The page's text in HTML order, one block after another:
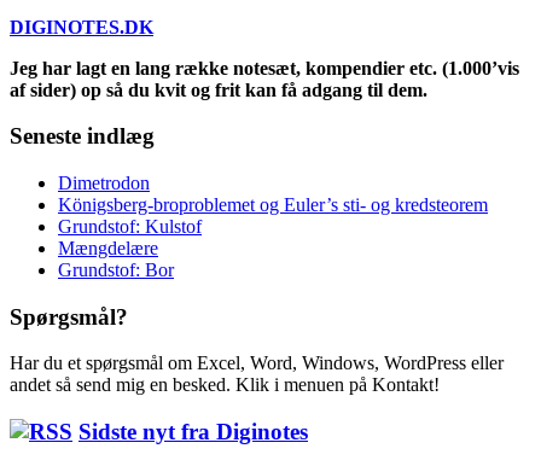
DIGINOTES.DK
Jeg har lagt en lang række notesæt, kompendier etc. (1.000’vis
af sider) op så du kvit og frit kan få adgang til dem.
Seneste indlæg
Dimetrodon
Königsberg-broproblemet og Euler’s sti- og kredsteorem
Grundstof: Kulstof
Mængdelære
Grundstof: Bor
Spørgsmål?
Har du et spørgsmål om Excel, Word, Windows, WordPress eller
andet så send mig en besked. Klik i menuen på Kontakt!
Sidste nyt fra Diginotes